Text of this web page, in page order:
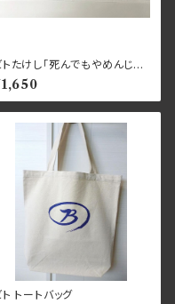
トたけし「死んでもやめんじゃ
～ぞ」フェイスタオル
ト トートバッグ